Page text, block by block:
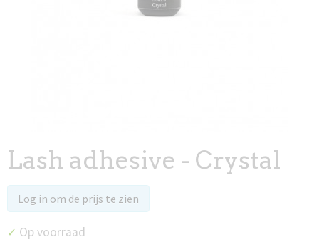
Lash adhesive - Crystal
Log in om de prijs te zien
✓ Op voorraad